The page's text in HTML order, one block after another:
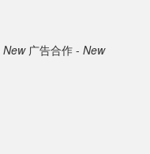
New 广告合作 - New